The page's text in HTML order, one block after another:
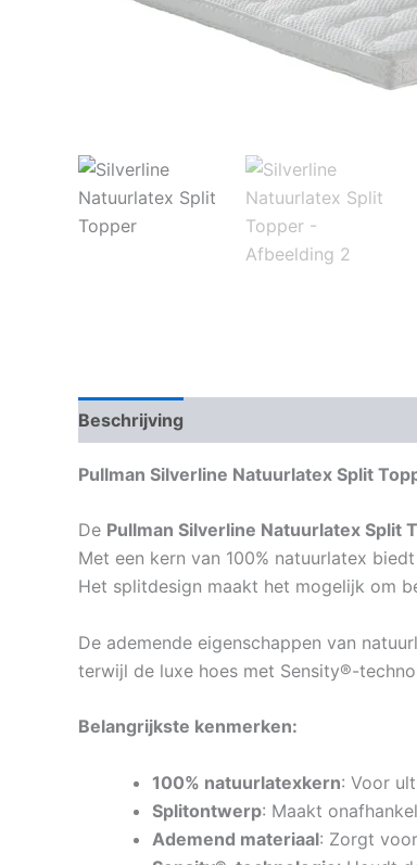
Beschrijving
Pullman Silverline Natuurlatex Split
De Pullman Silverline Natuurlatex Split
Met een kern van 100% natuurlatex
Het splitdesign maakt het mogelijk om
De ademende eigenschappen van
terwijl de luxe hoes met Sensity®-
Belangrijkste kenmerken:
100% natuurlatexkern: Voor
Splitontwerp: Maakt
Ademend materiaal: Zorgt